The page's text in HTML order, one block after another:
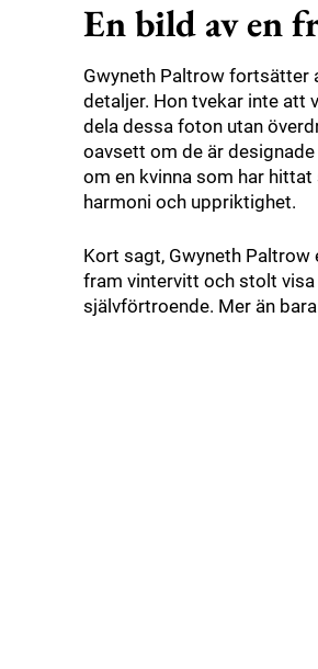
En bild av en
Gwyneth Paltrow fortsätter
detaljer. Hon tvekar inte att
dela dessa foton utan
oavsett om de är
om en kvinna som har
harmoni och uppriktighet.
Kort sagt, Gwyneth
fram vintervitt och stolt visa
självförtroende. Mer än